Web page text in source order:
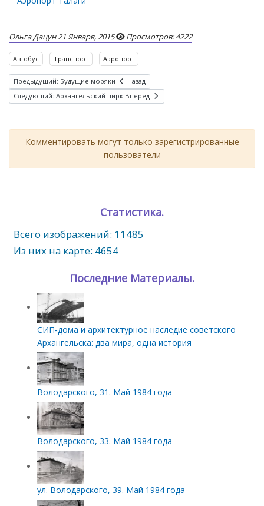
Ольга Дацун21 Января, 2015 Просмотров: 4222
Автобус Транспорт Аэропорт
Предыдущий: Будущие моряки
Назад
Следующий: Архангельский цирк Вперед
Комментировать могут только зарегистрированные
пользователи
Статистика.
Всего изображений: 11485
Из них на карте: 4654
Последние Материалы.
СИП‑дома и архитектурное наследие советского
Архангельска: два мира, одна история
Володарского, 31. Май 1984 года
Володарского, 33. Май 1984 года
ул. Володарского, 39. Май 1984 года